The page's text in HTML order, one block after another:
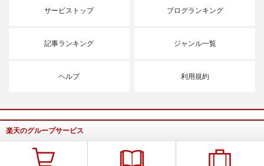
サービストップ ブログランキング
記事ランキング ジャンル一覧
ヘルプ 利用規約
楽天のグループサービス